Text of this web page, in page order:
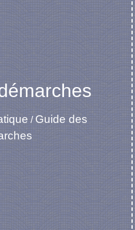
/ Guide des